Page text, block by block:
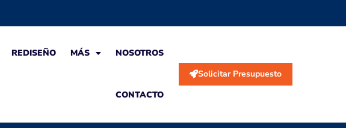
REDISEÑO MÁS NOSOTROS
CONTACTO
Solicitar Presupuesto